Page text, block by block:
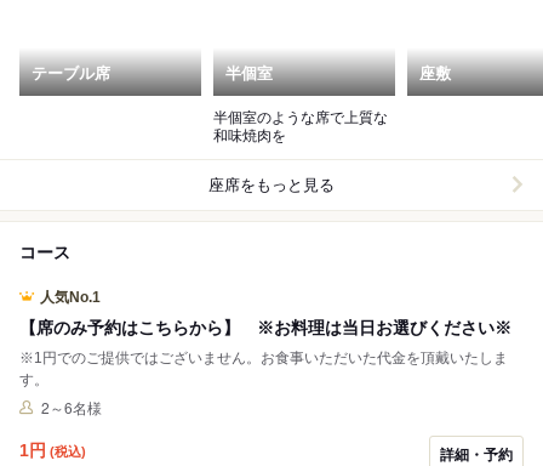
テーブル席 半個室
半個室のような席で上質な
和味焼肉を
座敷
座席をもっと見る
コース
人気No.1
【席のみ予約はこちらから】 ※お料理は当日お選びください※
※1円でのご提供ではございません。お食事いただいた代金を頂戴いたしま
す。
2～6名様
1円 (税込) 詳細・予約